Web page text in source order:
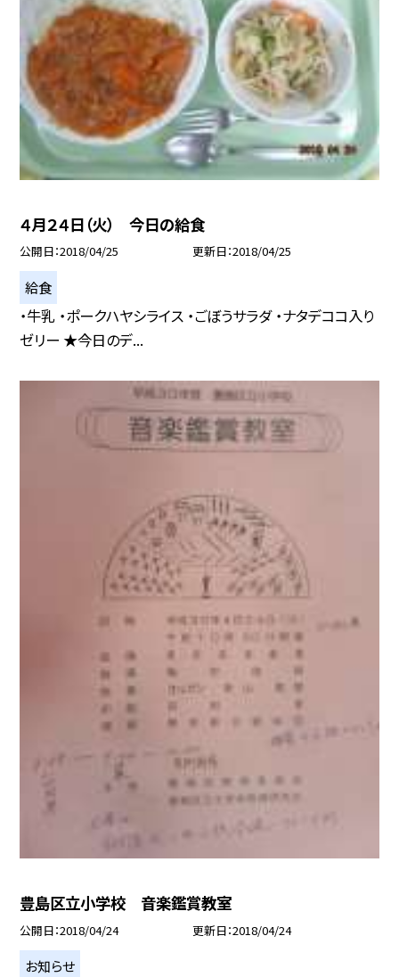
４月２４日（火） 今日の給食
公開日 2018/04/25 更新日 2018/04/25
給食
・牛乳 ・ポークハヤシライス ・ごぼうサラダ ・ナタデココ入り
ゼリー ★今日のデ...
豊島区立小学校 音楽鑑賞教室
公開日 2018/04/24 更新日 2018/04/24
お知らせ